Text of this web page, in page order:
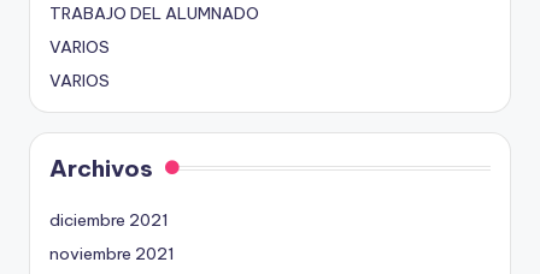
TRABAJO DEL ALUMNADO
VARIOS
VARIOS
Archivos
diciembre 2021
noviembre 2021